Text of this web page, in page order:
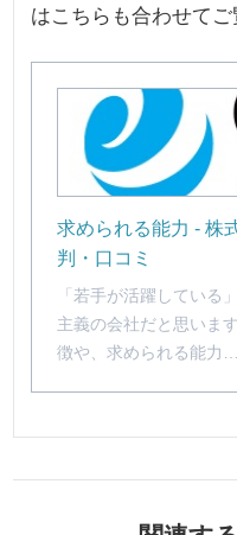
はこちらも合わせてご
求められる能力 - 株
判・口コミ
「若手が活躍している
主義の会社だと思いま
徴や、求められる能力…